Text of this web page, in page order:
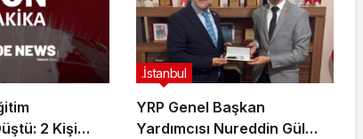
2 Kişi
YRP Genel Başkan
Yardımcısı Nureddin Gül
.İstanbul